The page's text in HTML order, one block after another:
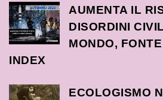
AUMENTA IL
DISORDINI
MONDO,
INDEX
ECOLOGISMO